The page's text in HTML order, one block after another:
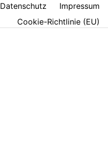
Datenschutz
Impressum
Cookie-Richtlinie (EU)